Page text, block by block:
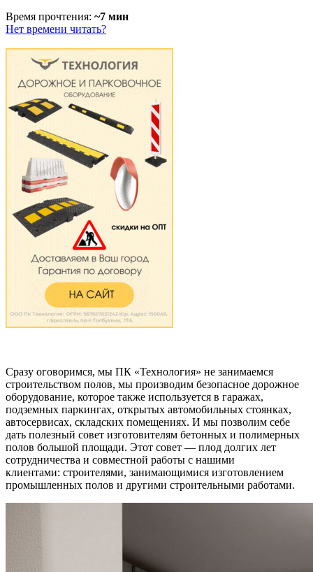
Время прочтения: ~7 мин
Нет времени читать?
Сразу оговоримся, мы ПК «Технология» не занимаемся
строительством полов, мы производим безопасное дорожное
оборудование, которое также используется в гаражах,
подземных паркингах, открытых автомобильных стоянках,
автосервисах, складских помещениях. И мы позволим себе
дать полезный совет изготовителям бетонных и полимерных
полов большой площади. Этот совет — плод долгих лет
сотрудничества и совместной работы с нашими
клиентами: строителями, занимающимися изготовлением
промышленных полов и другими строительными работами.